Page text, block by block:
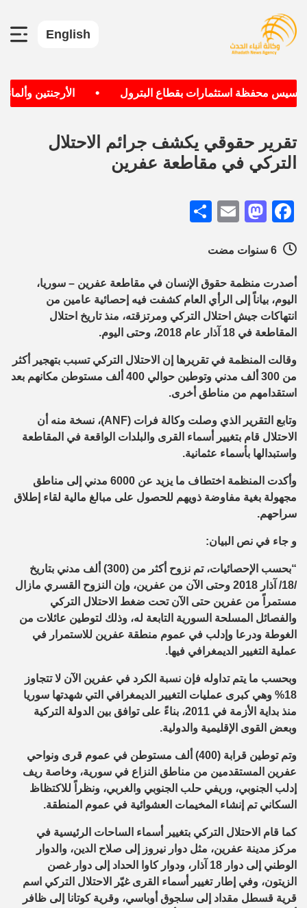
English
محفظة استثمارات بقطاع البترول الأرجنتين
تقرير حقوقي يكشف جرائم الاحتلال
التركي في مقاطعة عفرين
Facebook
Mastodon
Email
أصدرت منظمة حقوق الإنسان في مقاطعة عفرين – سوريا،
اليوم، بياناً إلى الرأي العام كشفت فيه إحصائية عامين من
انتهاكات جيش احتلال التركي ومرتزقته، منذ تاريخ احتلال
المقاطعة في 18 آذار عام 2018، وحتى اليوم.
وقالت المنظمة في تقريرها إن الاحتلال التركي تسبب بتهجير أكثر
من 300 ألف مدني وتوطين حوالي 400 ألف مستوطن مكانهم بعد
استقدامهم من مناطق أخرى.
وتابع التقرير الذي وصلت وكالة فرات (ANF)، نسخة منه أن
الاحتلال قام بتغيير أسماء القرى والبلدات الواقعة في المقاطعة
واستبدالها بأسماء عثمانية.
وأكدت المنظمة اختطاف ما يزيد عن 6000 مدني إلى مناطق
مجهولة بغية مفاوضة ذويهم للحصول على مبالغ مالية لقاء إطلاق
سراحهم.
و جاء في نص البيان:
“بحسب الإحصائيات، تم نزوح أكثر من (300) ألف مدني بتاريخ
/18/ آذار 2018 وحتى الآن من عفرين، وإن النزوح القسري مازال
مستمراً من عفرين حتى الآن تحت ضغط الاحتلال التركي
والفصائل المسلحة السورية التابعة له، وذلك لتوطين عائلات من
الغوطة ودرعا وإدلب في عموم منطقة عفرين للاستمرار في
عملية التغيير الديمغرافي فيها.
وبحسب ما يتم تداوله فإن نسبة الكرد في عفرين الآن لا تتجاوز
18% وهي كبرى عمليات التغيير الديمغرافي التي شهدتها سوريا
منذ بداية الأزمة في 2011، بناءً على توافق بين الدولة التركية
وبعض القوى الإقليمية والدولية.
وتم توطين قرابة (400) ألف مستوطن في عموم قرى ونواحي
عفرين المستقدمين من مناطق النزاع في سورية، وخاصة ريف
إدلب الجنوبي، وريفي حلب الجنوبي والغربي، ونظراً للاكتظاظ
السكاني تم إنشاء المخيمات العشوائية في عموم المنطقة.
كما قام الاحتلال التركي بتغيير أسماء الساحات الرئيسية في
مركز مدينة عفرين، مثل دوار نيروز إلى صلاح الدين، والدوار
الوطني إلى دوار 18 آذار، ودوار كاوا الحداد إلى دوار غصن
الزيتون، وفي إطار تغيير أسماء القرى غيّر الاحتلال التركي اسم
قرية قسطل مقداد إلى سلجوق أوباسي، وقرية كوتانا إلى ظافر